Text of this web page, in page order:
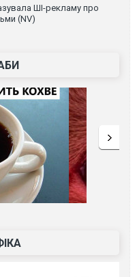
ШІ-рекламу про
(NV)